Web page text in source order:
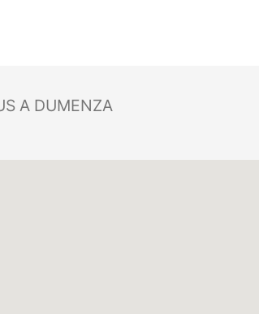
A DUMENZA